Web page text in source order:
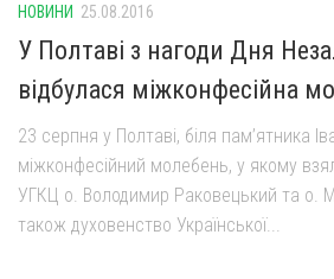
НОВИНИ 25.08.2016
У Полтаві з нагоди Дня
відбулася міжконфесійна
23 серпня у Полтаві, біля пам’ятника
міжконфесійний молебень, у якому
УГКЦ о. Володимир Раковецький та о.
також духовенство Української...